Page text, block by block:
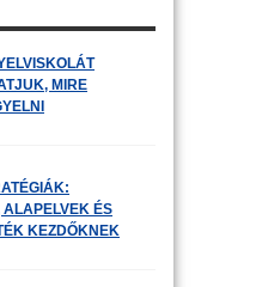
MIRE
ALAPELVEK ÉS
KEZDŐKNEK